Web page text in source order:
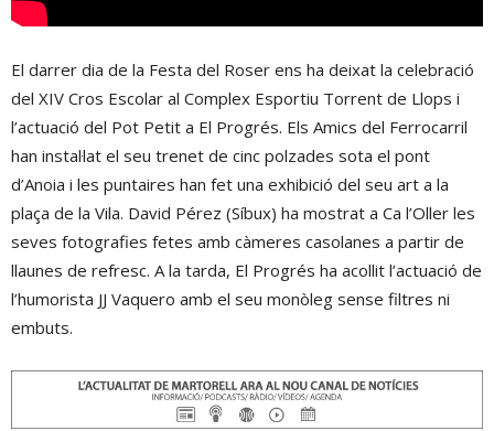
El darrer dia de la Festa del Roser ens ha deixat la celebració
del XIV Cros Escolar al Complex Esportiu Torrent de Llops i
l’actuació del Pot Petit a El Progrés. Els Amics del Ferrocarril
han instal·lat el seu trenet de cinc polzades sota el pont
d’Anoia i les puntaires han fet una exhibició del seu art a la
plaça de la Vila. David Pérez (Síbux) ha mostrat a Ca l’Oller les
seves fotografies fetes amb càmeres casolanes a partir de
llaunes de refresc. A la tarda, El Progrés ha acollit l’actuació de
l’humorista JJ Vaquero amb el seu monòleg sense filtres ni
embuts.